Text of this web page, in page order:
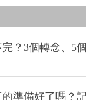
？3個轉念、5
準備好了嗎？